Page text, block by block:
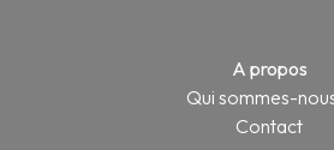
A propos
Qui sommes-
Contact